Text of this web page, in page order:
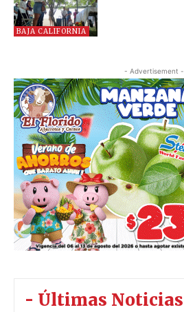
BAJA CALIFORNIA
- Advertisement -
- Últimas Noticias